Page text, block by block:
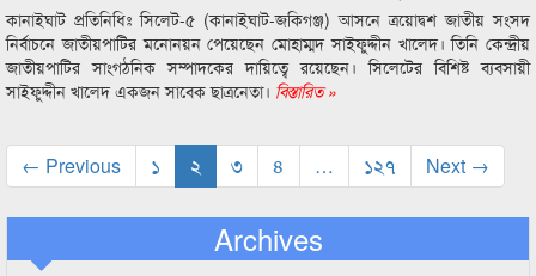
কানাইঘাট প্রতিনিধিঃ সিলেট-৫ (কানাইঘাট-জকিগঞ্জ) আসনে ত্রয়োদ্বশ জাতীয় সংসদ
নির্বাচনে জাতীয়পাটির মনোনয়ন পেয়েছেন মোহাম্মদ সাইফুদ্দীন খালেদ। তিনি কেন্দ্রীয়
জাতীয়পাটির সাংগঠনিক সম্পাদকের দায়িত্বে রয়েছেন। সিলেটের বিশিষ্ট ব্যবসায়ী
সাইফুদ্দীন খালেদ একজন সাবেক ছাত্রনেতা। বিস্তারিত »
← Previous ১ ২ ৩ ৪ … ১২৭ Next →
Archives